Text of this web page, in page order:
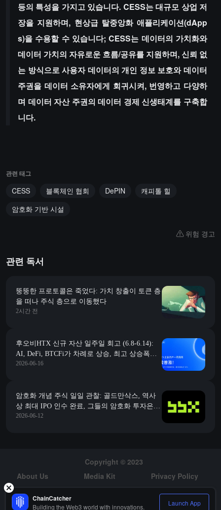
등의 특성을 가지고 있습니다. CESS는 대규모 상업 저
장을 지원하며, 현상급 탈중앙화 애플리케이션(dApp
s)을 수용할 수 있습니다; CESS는 데이터의 가치화와
데이터 가치의 자유로운 흐름/공유를 지원하며, 신뢰 없
는 방식으로 사용자 데이터의 개인 정보 보호와 데이터
주권을 데이터 소유자에게 회귀시켜, 번영하고 다양하
며 데이터 자산 주권의 데이터 경제 신생태계를 구축합
니다.
관련 태그
CESS 블록체인 협회 DePIN
캐피톨 힐
암호화 기반 시설
위험 경고
관련 독서
뚱뚱한 프로토콜은 죽었다: 가치 창출이 토큰 층
을 떠나 주식 층으로 이동했다
2시간 전
후오비HTX 신규 자산 일주일 회고 (6.8-6.14):
AI, DeFi, BTCFi가 차례로 상승, 최고 상승폭은
거의 100%에 달함
2026-06-16
암호화 개념 주식 일일 관찰: 골드만삭스, 역사
상 최대 IPO 인수 완료, 그들의 암호화 투자은행
및 ETF 배치가 월스트리트의 디지털 자산 전략
2026-06-12
Copyright © 2023
About Us
Media Kit
Privacy Policy
Risk Warning
Hiring
ChainCatcher
Building the Web3 world with innovations. Launch App